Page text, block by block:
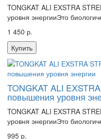
TONGKAT ALI EXSTRA
уровня энергииЭто
1 450 р.
Купить
TONGKAT ALI
повышения уровня
TONGKAT ALI EXSTRA
уровня энергииЭто
995 р.